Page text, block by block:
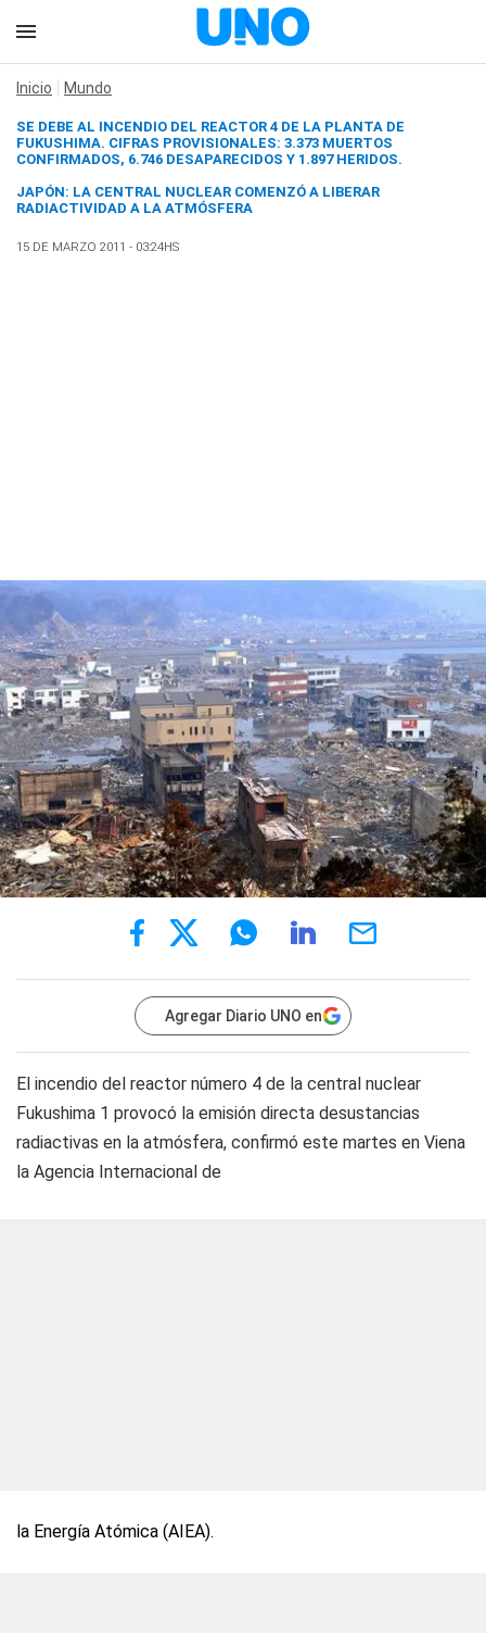
Inicio Mundo
SE DEBE AL INCENDIO DEL REACTOR 4 DE LA PLANTA DE
FUKUSHIMA. CIFRAS PROVISIONALES: 3.373 MUERTOS
CONFIRMADOS, 6.746 DESAPARECIDOS Y 1.897 HERIDOS.
JAPÓN: LA CENTRAL NUCLEAR COMENZÓ A LIBERAR
RADIACTIVIDAD A LA ATMÓSFERA
15 DE MARZO 2011 - 03:24HS
Agregar Diario UNO en
El incendio del reactor número 4 de la central nuclear
Fukushima 1 provocó la emisión directa desustancias
radiactivas en la atmósfera, confirmó este martes en Viena
la Agencia Internacional de
la Energía Atómica (AIEA).